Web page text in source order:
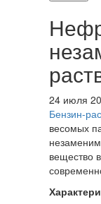
24 июля
Бензин-
весомых
вещество